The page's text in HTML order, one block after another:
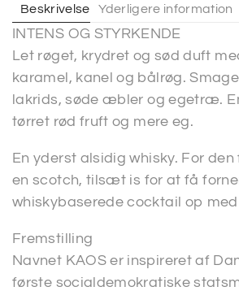
Beskrivelse Yderligere information
INTENS OG STYRKENDE
Let røget, krydret og sød duft
karamel, kanel og bålrøg.
lakrids, søde æbler og egetræ.
tørret rød fruft og mere eg.
En yderst alsidig whisky. For
en scotch, tilsæt is for at få
whiskybaserede cocktail op
Fremstilling
Navnet KAOS er inspireret af
første socialdemokratiske